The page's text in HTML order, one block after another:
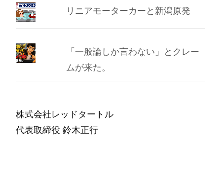
リニアモーターカーと新潟原発
「一般論しか言わない」とクレー
ムが来た。
株式会社レッドタートル
代表取締役 鈴木正行